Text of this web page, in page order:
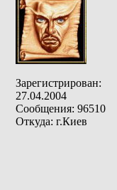
Зарегистрирован:
27.04.2004
Сообщения: 96510
Откуда: г.Киев